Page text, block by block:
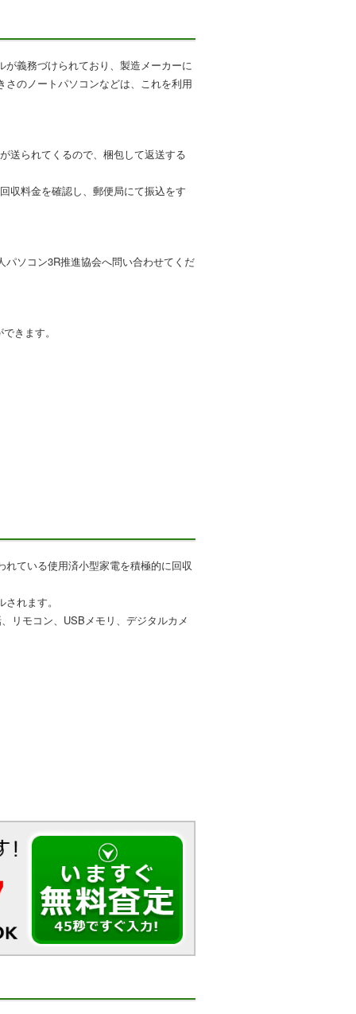
義務づけられており、製造メーカーに
のノートパソコンなどは、これを利用
送られてくるので、梱包して返送する
収料金を確認し、郵便局にて振込をす
ソコン3R推進協会へ問い合わせてくだ
きます。
ている使用済小型家電を積極的に回収
れます。
リモコン、USBメモリ、デジタルカメ